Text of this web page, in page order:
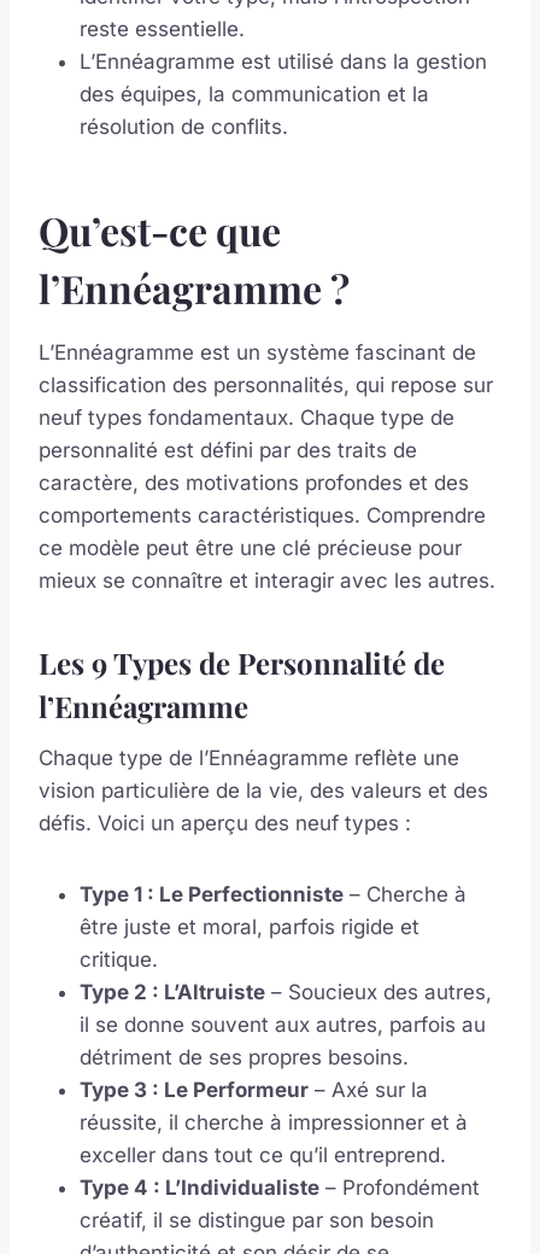
reste essentielle.
L’Ennéagramme est utilisé dans la gestion
des équipes, la communication et la
résolution de conflits.
Qu’est-ce que
l’Ennéagramme ?
L’Ennéagramme est un système fascinant de
classification des personnalités, qui repose sur
neuf types fondamentaux. Chaque type de
personnalité est défini par des traits de
caractère, des motivations profondes et des
comportements caractéristiques. Comprendre
ce modèle peut être une clé précieuse pour
mieux se connaître et interagir avec les autres.
Les 9 Types de Personnalité de
l’Ennéagramme
Chaque type de l’Ennéagramme reflète une
vision particulière de la vie, des valeurs et des
défis. Voici un aperçu des neuf types :
Type 1 : Le Perfectionniste – Cherche à
être juste et moral, parfois rigide et
critique.
Type 2 : L’Altruiste – Soucieux des autres,
il se donne souvent aux autres, parfois au
détriment de ses propres besoins.
Type 3 : Le Performeur – Axé sur la
réussite, il cherche à impressionner et à
exceller dans tout ce qu’il entreprend.
Type 4 : L’Individualiste – Profondément
créatif, il se distingue par son besoin